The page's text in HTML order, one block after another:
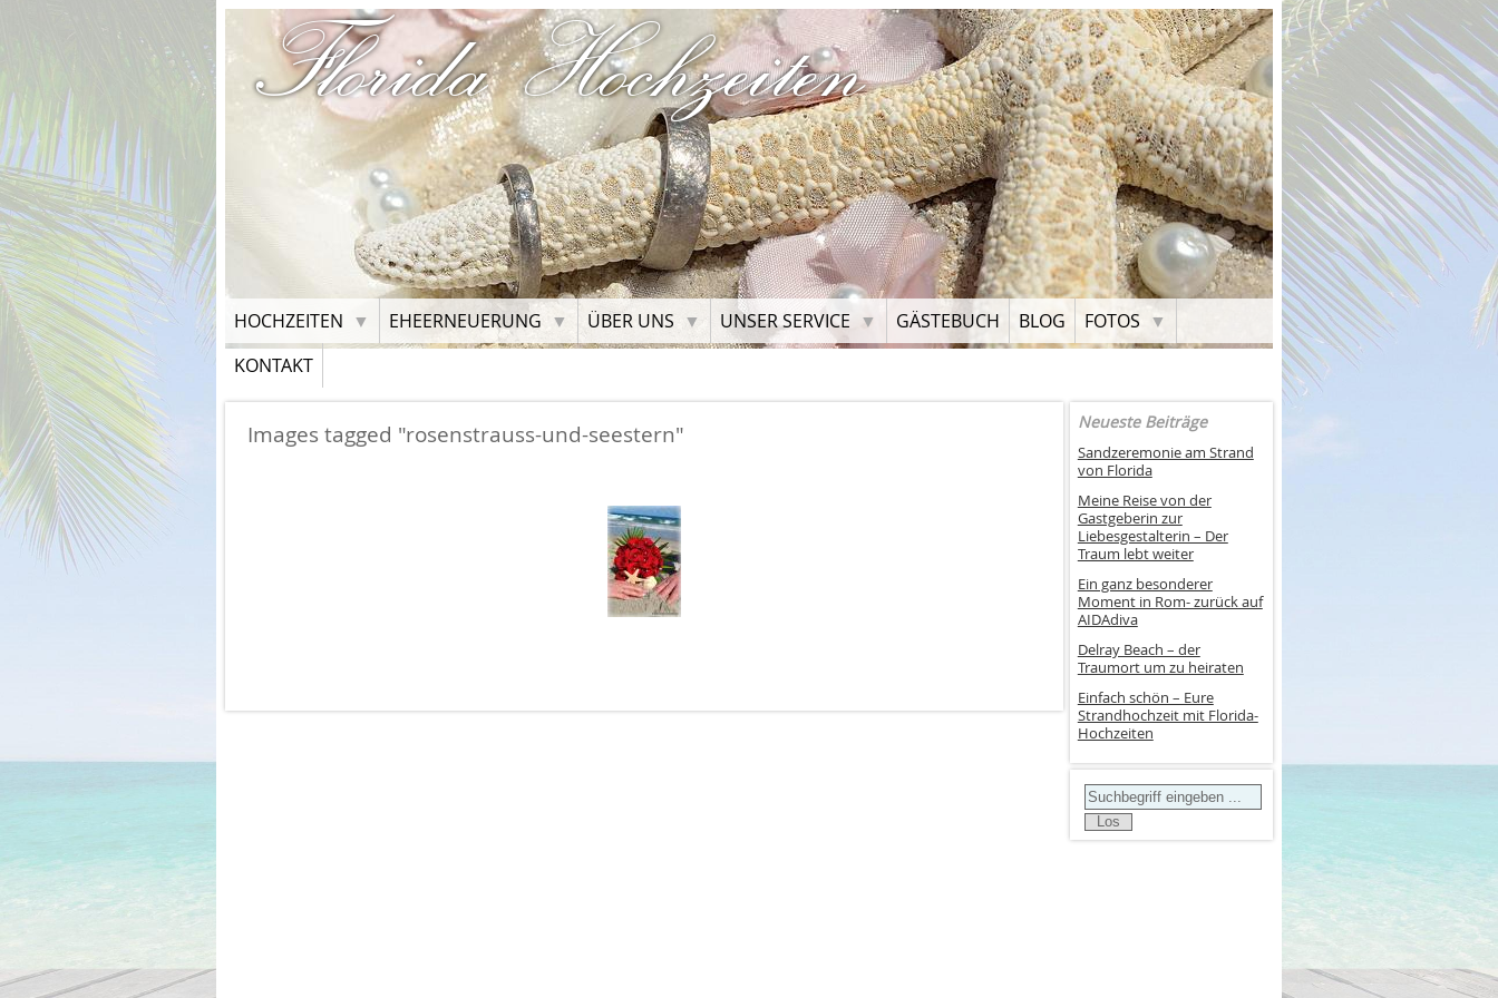
Florida Hochzeiten
HOCHZEITEN EHEERNEUERUNG ÜBER UNS UNSER SERVICE GÄSTEBUCH BLOG
FOTOS
KONTAKT
Images tagged "rosenstrauss-und-seestern" Neueste Beiträge
Sandzeremonie am Strand
von Florida
Meine Reise von der
Gastgeberin zur
Liebesgestalterin – Der
Traum lebt weiter
Ein ganz besonderer
Moment in Rom- zurück auf
AIDAdiva
Delray Beach – der
Traumort um zu heiraten
Einfach schön – Eure
Strandhochzeit mit Florida-
Hochzeiten
Search